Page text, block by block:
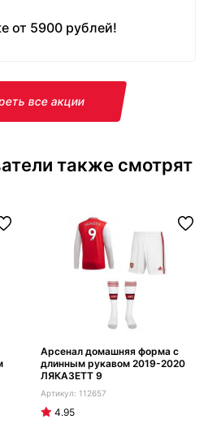
от 5900 рублей!
все акции
также смотрят
Арсенал домашняя форма с
длинным рукавом 2019-2020
ЛЯКАЗЕТТ 9
112657
4.95